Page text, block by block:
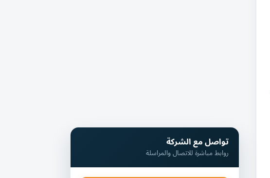
تواصل مع الشركة
روابط مباشرة للاتصال والمراسلة